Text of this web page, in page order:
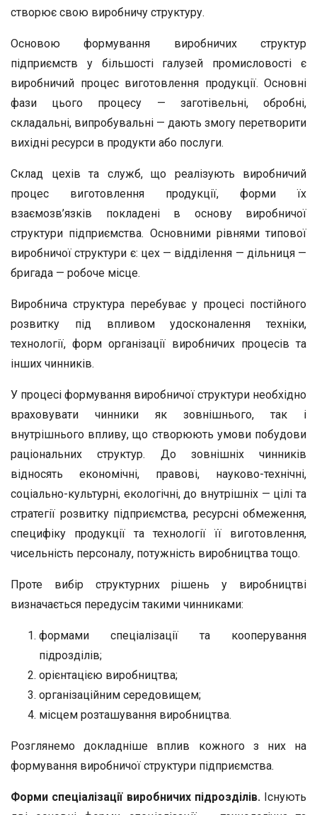
створює свою виробничу структуру.
Основою формування виробничих структур
підприємств у більшості галузей промисловості є
виробничий процес виготовлення продукції. Основні
фази цього процесу — заготівельні, обробні,
складальні, випробувальні — дають змогу перетворити
вихідні ресурси в продукти або послуги.
Склад цехів та служб, що реалізують виробничий
процес виготовлення продукції, форми їх
взаємозв’язків покладені в основу виробничої
структури підприємства. Основними рівнями типової
виробничої структури є: цех — відділення — дільниця —
бригада — робоче місце.
Виробнича структура перебуває у процесі постійного
розвитку під впливом удосконалення техніки,
технології, форм організації виробничих процесів та
інших чинників.
У процесі формування виробничої структури необхідно
враховувати чинники як зовнішнього, так і
внутрішнього впливу, що створюють умови побудови
раціональних структур. До зовнішніх чинників
відносять економічні, правові, науково-технічні,
соціально-культурні, екологічні, до внутрішніх — цілі та
стратегії розвитку підприємства, ресурсні обмеження,
специфіку продукції та технології її виготовлення,
чисельність персоналу, потужність виробництва тощо.
Проте вибір структурних рішень у виробництві
визначається передусім такими чинниками:
формами спеціалізації та кооперування
підрозділів;
орієнтацією виробництва;
організаційним середовищем;
місцем розташування виробництва.
Розглянемо докладніше вплив кожного з них на
формування виробничої структури підприємства.
Форми спеціалізації виробничих підрозділів. Існують